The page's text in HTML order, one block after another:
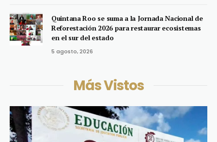
Quintana Roo se suma a la Jornada Nacional de
Reforestación 2026 para restaurar ecosistemas
en el sur del estado
5 agosto, 2026
Más Vistos